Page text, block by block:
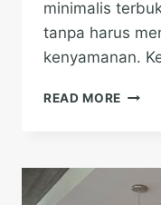
minimalis
tanpa harus
kenyamanan.
READ MORE DAPUR